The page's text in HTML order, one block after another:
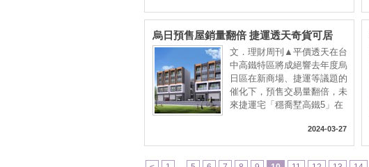
烏日預售屋銷量翻倍 捷運透天奇貨可居
文．理財周刊▲平價透天在台
中高鐵特區將成絕響去年度烏
日區在新商場、捷運等議題的
催化下，預售交易量翻倍，未
來捷運宅「穩喬墅高鐵5」在
2024-03-27